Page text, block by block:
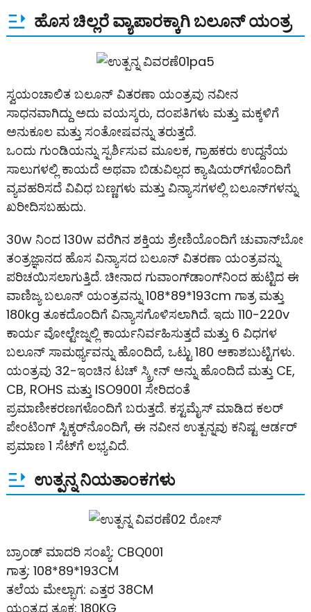
ಹೊಸ ಚಿಲ್ಲರೆ ವ್ಯಾಪಾರಕ್ಕಾಗಿ ಬಲೂನ್ ಯಂತ್ರ
ಸ್ವಯಂಚಾಲಿತ ಬಲೂನ್ ವಿತರಣಾ ಯಂತ್ರವು ನವೀನ
ಸಾಧನವಾಗಿದ್ದು ಅದು ವಯಸ್ಕರು, ದಂಪತಿಗಳು ಮತ್ತು ಮಕ್ಕಳಿಗೆ
ಅನುಕೂಲ ಮತ್ತು ಸಂತೋಷವನ್ನು ತರುತ್ತದೆ.
ಒಂದು ಗುಂಡಿಯನ್ನು ಸ್ಪರ್ಶಿಸುವ ಮೂಲಕ, ಗ್ರಾಹಕರು ಉದ್ದನೆಯ
ಸಾಲುಗಳಲ್ಲಿ ಕಾಯದೆ ಅಥವಾ ಬಿಡುವಿಲ್ಲದ ಕ್ಯಾಷಿಯರ್‌ಗಳೊಂದಿಗೆ
ವ್ಯವಹರಿಸದೆ ವಿವಿಧ ಬಣ್ಣಗಳು ಮತ್ತು ವಿನ್ಯಾಸಗಳಲ್ಲಿ ಬಲೂನ್‌ಗಳನ್ನು
ಖರೀದಿಸಬಹುದು.
30w ನಿಂದ 130w ವರೆಗಿನ ಶಕ್ತಿಯ ಶ್ರೇಣಿಯೊಂದಿಗೆ ಚುವಾನ್‌ಬೋ
ತಂತ್ರಜ್ಞಾನದ ಹೊಸ ವಿನ್ಯಾಸದ ಬಲೂನ್ ವಿತರಣಾ ಯಂತ್ರವನ್ನು
ಪರಿಚಯಿಸಲಾಗುತ್ತಿದೆ. ಚೀನಾದ ಗುವಾಂಗ್‌ಡಾಂಗ್‌ನಿಂದ ಹುಟ್ಟಿದ ಈ
ವಾಣಿಜ್ಯ ಬಲೂನ್ ಯಂತ್ರವನ್ನು 108*89*193cm ಗಾತ್ರ ಮತ್ತು
180kg ತೂಕದೊಂದಿಗೆ ವಿನ್ಯಾಸಗೊಳಿಸಲಾಗಿದೆ. ಇದು 110-220v
ಕಾರ್ಯ ವೋಲ್ಟೇಜ್ನಲ್ಲಿ ಕಾರ್ಯನಿರ್ವಹಿಸುತ್ತದೆ ಮತ್ತು 6 ವಿಧಗಳ
ಬಲೂನ್ ಸಾಮರ್ಥ್ಯವನ್ನು ಹೊಂದಿದೆ, ಒಟ್ಟು 180 ಆಕಾಶಬುಟ್ಟಿಗಳು.
ಯಂತ್ರವು 32-ಇಂಚಿನ ಟಚ್ ಸ್ಕ್ರೀನ್ ಅನ್ನು ಹೊಂದಿದೆ ಮತ್ತು CE,
CB, ROHS ಮತ್ತು ISO9001 ಸೇರಿದಂತೆ
ಪ್ರಮಾಣೀಕರಣಗಳೊಂದಿಗೆ ಬರುತ್ತದೆ. ಕಸ್ಟಮೈಸ್ ಮಾಡಿದ ಕಲರ್
ಪೇಂಟಿಂಗ್ ಸ್ಟಿಕ್ಕರ್‌ನೊಂದಿಗೆ, ಈ ನವೀನ ಉತ್ಪನ್ನವು ಕನಿಷ್ಟ ಆರ್ಡರ್
ಪ್ರಮಾಣ 1 ಸೆಟ್‌ಗೆ ಲಭ್ಯವಿದೆ.
ಉತ್ಪನ್ನ ನಿಯತಾಂಕಗಳು
ಬ್ರಾಂಡ್ ಮಾದರಿ ಸಂಖ್ಯೆ: CBQ001
ಗಾತ್ರ: 108*89*193CM
ತಲೆಯ ಮೇಲ್ಭಾಗ: ಎತ್ತರ 38CM
ಯಂತ್ರದ ತೂಕ: 180KG